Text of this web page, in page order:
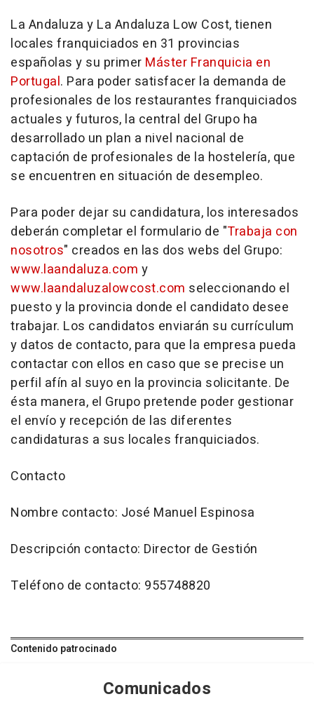
La Andaluza y La Andaluza Low Cost, tienen
locales franquiciados en 31 provincias
españolas y su primer Máster Franquicia en
Portugal. Para poder satisfacer la demanda de
profesionales de los restaurantes franquiciados
actuales y futuros, la central del Grupo ha
desarrollado un plan a nivel nacional de
captación de profesionales de la hostelería, que
se encuentren en situación de desempleo.
Para poder dejar su candidatura, los interesados
deberán completar el formulario de "Trabaja con
nosotros" creados en las dos webs del Grupo:
www.laandaluza.com y
www.laandaluzalowcost.com seleccionando el
puesto y la provincia donde el candidato desee
trabajar. Los candidatos enviarán su currículum
y datos de contacto, para que la empresa pueda
contactar con ellos en caso que se precise un
perfil afín al suyo en la provincia solicitante. De
ésta manera, el Grupo pretende poder gestionar
el envío y recepción de las diferentes
candidaturas a sus locales franquiciados.
Contacto
Nombre contacto: José Manuel Espinosa
Descripción contacto: Director de Gestión
Teléfono de contacto: 955748820
Contenido patrocinado
Comunicados